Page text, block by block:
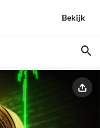
Bekijk